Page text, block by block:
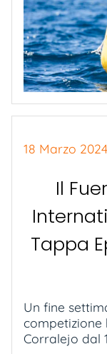
18 Marzo 2024
Il
Tappa
Un fine
competizione
Corralejo dal